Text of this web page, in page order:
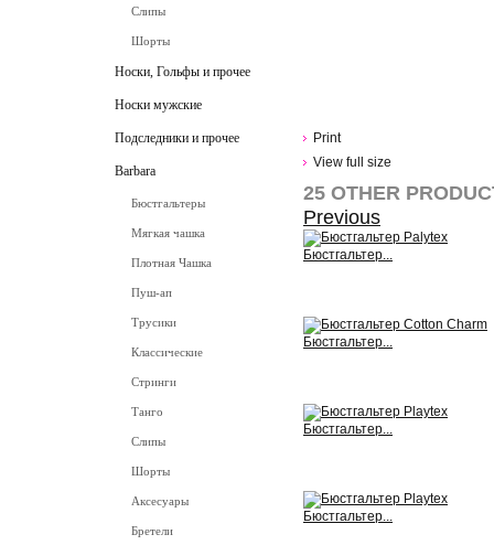
Слипы
Шорты
Носки, Гольфы и прочее
Носки мужские
Подследники и прочее
Barbara
Бюстгальтеры
Мягкая чашка
Плотная Чашка
Пуш-ап
Трусики
Классические
Стринги
Танго
Слипы
Шорты
Аксесуары
Бретели
Print
View full size
25 OTHER
Previous
Бюстгальтер...
Бюстгальтер...
Бюстгальтер...
Бюстгальтер...